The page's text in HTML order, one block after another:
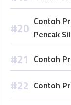
Contoh
Pencak
Contoh
Contoh